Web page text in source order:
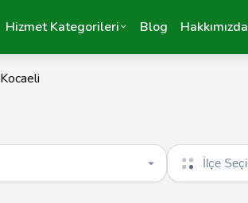
Hizmet Kategorileri Blog Hakkımızda
Kocaeli
İlçe seçin